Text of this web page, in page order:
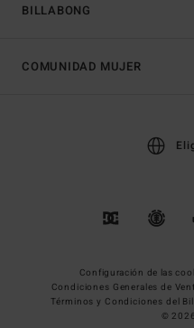
BILLABONG
COMUNIDAD MUJER
Configuración de las
Condiciones Generales de
Términos y Condiciones del
©